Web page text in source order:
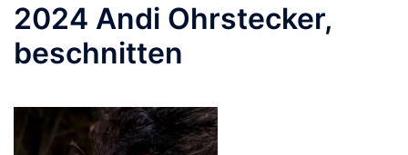
2024 Andi Ohrstecker,
beschnitten